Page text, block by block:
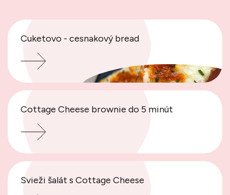
Cuketovo - cesnakový bread
Cottage Cheese brownie do 5 minút
Svieži šalát s Cottage Cheese